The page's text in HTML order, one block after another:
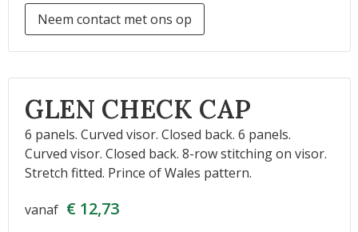
Neem contact met ons op
GLEN CHECK CAP
6 panels. Curved visor. Closed back. 6 panels.
Curved visor. Closed back. 8-row stitching on visor.
Stretch fitted. Prince of Wales pattern.
vanaf € 12,73